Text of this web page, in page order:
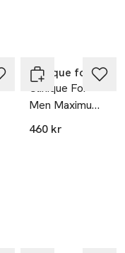
Över tid blir de
och huden
Clinique for Men
Clinique For
Men Maximum
Hydrator 72-
460 kr